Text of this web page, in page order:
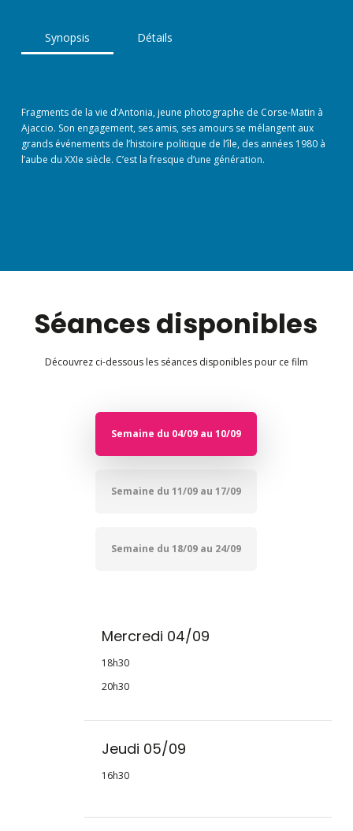
Synopsis Détails
Fragments de la vie d’Antonia, jeune photographe de Corse-Matin à
Ajaccio. Son engagement, ses amis, ses amours se mélangent aux
grands événements de l’histoire politique de l’île, des années 1980 à
l’aube du XXIe siècle. C’est la fresque d’une génération.
Séances disponibles
Découvrez ci-dessous les séances disponibles pour ce film
Semaine du 04/09 au 10/09
Semaine du 11/09 au 17/09
Semaine du 18/09 au 24/09
Mercredi 04/09
18h30
20h30
Jeudi 05/09
16h30